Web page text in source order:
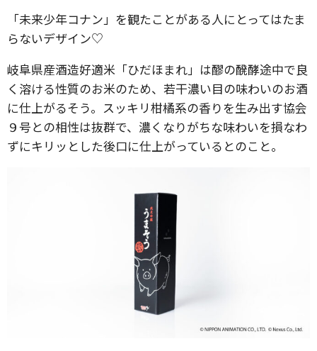
「未来少年コナン」を観たことがある人にとってはたま
らないデザイン♡
岐阜県産酒造好適米「ひだほまれ」は醪の醗酵途中で良
く溶ける性質のお米のため、若干濃い目の味わいのお酒
に仕上がるそう。スッキリ柑橘系の香りを生み出す協会
９号との相性は抜群で、濃くなりがちな味わいを損なわ
ずにキリッとした後口に仕上がっているとのこと。